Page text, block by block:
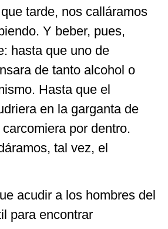
tarde, nos calláramos
Y beber, pues,
hasta que uno de
de tanto alcohol o
Hasta que el
en la garganta de
por dentro.
tal vez, el
acudir a los hombres del
para encontrar